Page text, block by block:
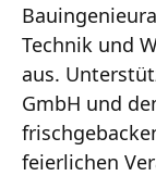
Technik und
aus.
GmbH und
feierlichen